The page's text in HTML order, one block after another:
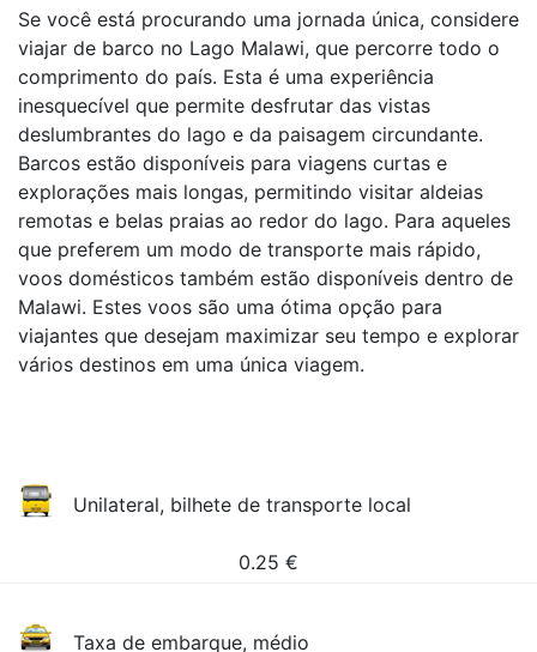
Se você está procurando uma jornada única, considere
viajar de barco no Lago Malawi, que percorre todo o
comprimento do país. Esta é uma experiência
inesquecível que permite desfrutar das vistas
deslumbrantes do lago e da paisagem circundante.
Barcos estão disponíveis para viagens curtas e
explorações mais longas, permitindo visitar aldeias
remotas e belas praias ao redor do lago. Para aqueles
que preferem um modo de transporte mais rápido,
voos domésticos também estão disponíveis dentro de
Malawi. Estes voos são uma ótima opção para
viajantes que desejam maximizar seu tempo e explorar
vários destinos em uma única viagem.
Unilateral, bilhete de transporte local
0.25 €
Taxa de embarque, médio